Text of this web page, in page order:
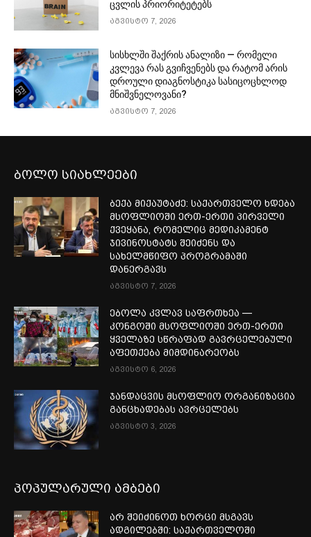
ცვლის პრიორიტეტებს
აგვისტო 7, 2026
სისხლში შაქრის ანალიზი — რომელი
კვლევა რას გვიჩვენებს და რატომ არის
დროული დიაგნოსტიკა სასიცოცხლოდ
მნიშვნელოვანი?
აგვისტო 7, 2026
ბოლო სიახლეები
ბექა მიქაუტაძე: საქართველო ხდება
მსოფლიოში ერთ-ერთი პირველი
ქვეყანა, რომელიც მედიკამენტ
ჯივინოსტატს შეიძენს და
სახელმწიფო პროგრამაში
დანერგავს
აგვისტო 7, 2026
ებოლა კვლავ საფრთხეა —
კონგოში მსოფლიოში ერთ-ერთი
ყველაზე სწრაფად გავრცელებული
აფეთქება მიმდინარეობს
აგვისტო 6, 2026
ჯანდაცვის მსოფლიო ორგანიზაცია
განცხადებას ავრცელებს
აგვისტო 3, 2026
პოპულარული ამბები
არ შეიძინოთ ხორცი მსგავს
ადგილებში: საქართველოში